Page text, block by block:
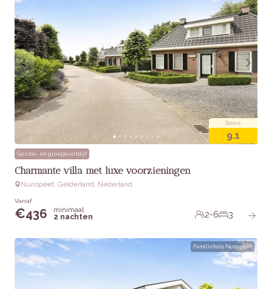
Score
9.1
Gezins- en groepsverblijf
Charmante villa met luxe voorzieningen
Nunspeet, Gelderland, Nederland
Vanaf
€436
minimaal
2 nachten
2-6 3
Familiehuis Nunspeet